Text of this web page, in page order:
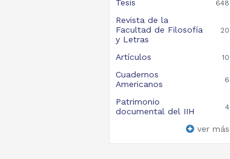
Tesis 648
Revista de la
Facultad de Filosofía
y Letras
20
Artículos 10
Cuadernos
Americanos
6
Patrimonio
documental del IIH
4
ver más